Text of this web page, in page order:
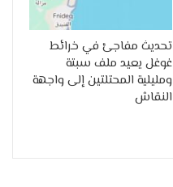
تحديث مفاجئ في خرائط
غوغل يعيد ملف سبتة
ومليلية المحتلتين إلى واجهة
النقاش